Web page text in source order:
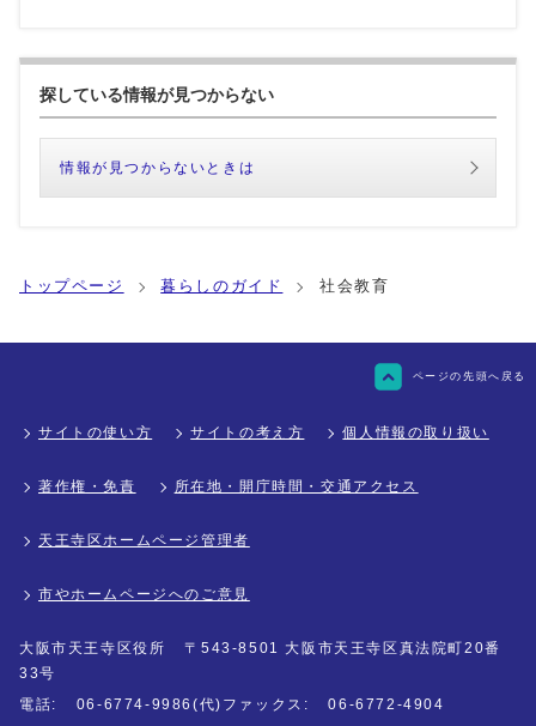
探している情報が見つからない
情報が見つからないときは
トップページ 暮らしのガイド 社会教育
ページの先頭へ戻る
サイトの使い方 サイトの考え方 個人情報の取り扱い
著作権・免責 所在地・開庁時間・交通アクセス
天王寺区ホームページ管理者
市やホームページへのご意見
大阪市天王寺区役所
〒543-8501 大阪市天王寺区真法院町20番
33号
電話: 06-6774-9986(代) ファックス: 06-6772-4904